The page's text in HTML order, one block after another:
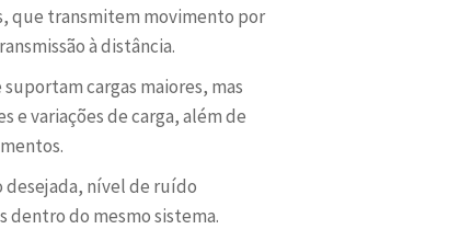
que transmitem movimento por
à distância.
cargas maiores, mas
e variações de carga, além de
desejada, nível de ruído
dentro do mesmo sistema.